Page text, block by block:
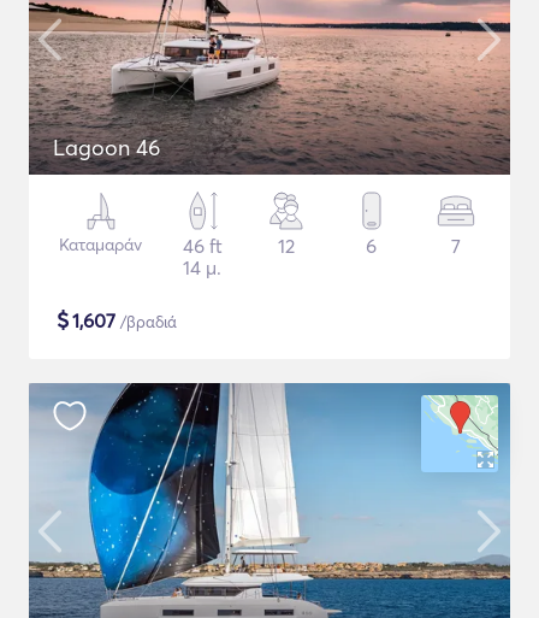
Lagoon 46
Καταμαράν
46 ft
14 μ.
12 6 7
$1,607 /βραδιά